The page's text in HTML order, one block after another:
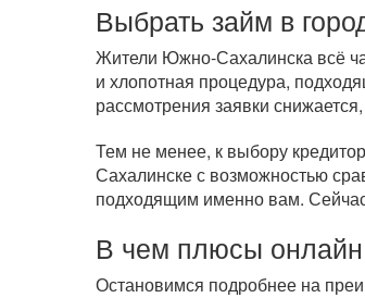
Выбрать займ в
Жители Южно-Сахалинска всё
и хлопотная процедура,
рассмотрения заявки
Тем не менее, к выбору
Сахалинске с возможностью
подходящим именно вам.
В чем плюсы
Остановимся подробнее на